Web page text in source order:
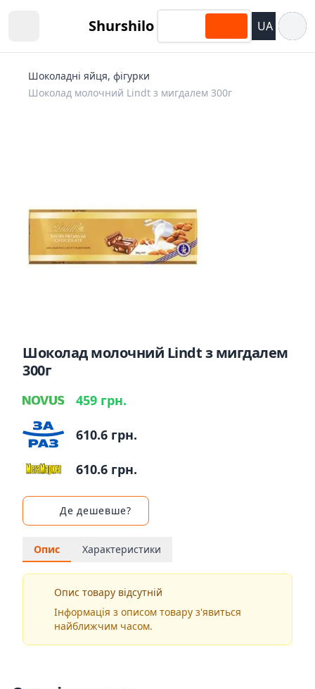
Shurshilo UA
Шоколадні яйця, фігурки
Шоколад молочний Lindt з мигдалем 300г
Шоколад молочний Lindt з мигдалем
300г
459 грн.
610.6 грн.
610.6 грн.
Де дешевше?
Опис Характеристики
Опис товару відсутній
Інформація з описом товару з'явиться
найближчим часом.